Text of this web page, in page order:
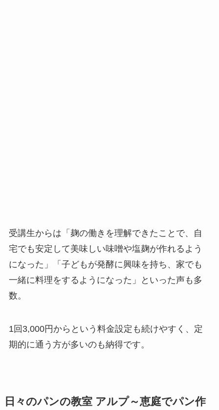
受講生からは「麹の働きを理解できたことで、自
宅でも安定して美味しい味噌や塩麹が作れるよう
になった」「子どもが発酵に興味を持ち、家でも
一緒に料理をするようになった」といった声も多
数。
1回3,000円からという料金設定も続けやすく、定
期的に通う方が多いのも納得です。
日々のパンの教室 アルプ～恵庭でパン作